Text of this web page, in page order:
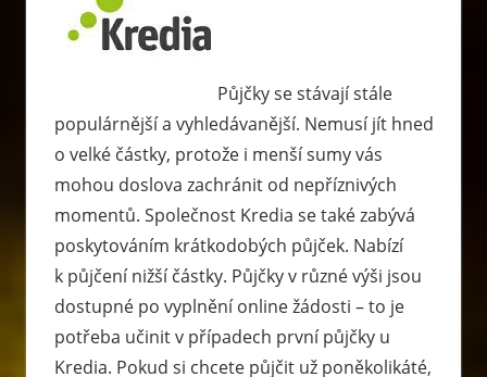
Půjčky se stávají stále
populárnější a vyhledávanější. Nemusí jít hned
o velké částky, protože i menší sumy vás
mohou doslova zachránit od nepříznivých
momentů. Společnost Kredia se také zabývá
poskytováním krátkodobých půjček. Nabízí
k půjčení nižší částky. Půjčky v různé výši jsou
dostupné po vyplnění online žádosti – to je
potřeba učinit v případech první půjčky u
Kredia. Pokud si chcete půjčit už poněkolikáté,